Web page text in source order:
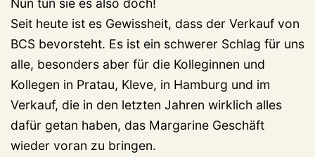
Nun tun sie es also doch!
Seit heute ist es Gewissheit, dass der Verkauf von
BCS bevorsteht. Es ist ein schwerer Schlag für uns
alle, besonders aber für die Kolleginnen und
Kollegen in Pratau, Kleve, in Hamburg und im
Verkauf, die in den letzten Jahren wirklich alles
dafür getan haben, das Margarine Geschäft
wieder voran zu bringen.